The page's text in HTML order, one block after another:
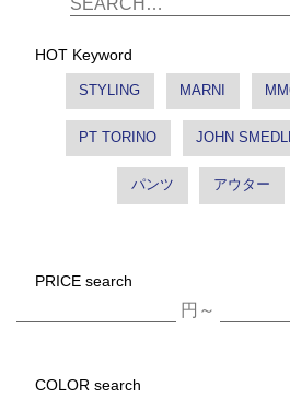
HOT Keyword
STYLING MARNI
PT TORINO JOHN
パンツ アウター
PRICE search
円～
COLOR search